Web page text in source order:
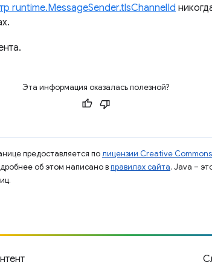
runtime.MessageSender.tlsChannelId
Эта информация оказалась полезной?
предоставляется полицензии Creative
об этом написано вправилах сайта. Java –